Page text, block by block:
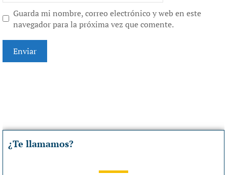
Guarda mi nombre, correo electrónico y web en este
navegador para la próxima vez que comente.
¿Te llamamos?